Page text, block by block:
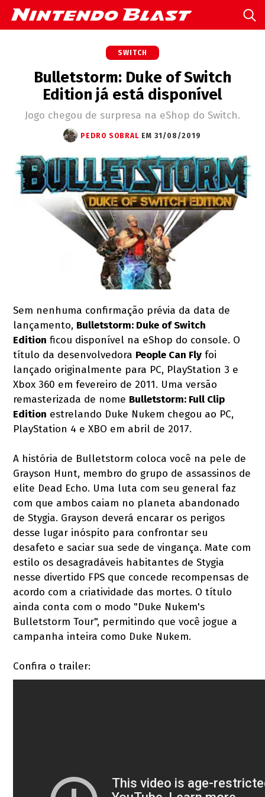
SWITCH
Bulletstorm: Duke of Switch
Edition já está disponível
Jogo chegou de surpresa na eShop do Switch.
PEDRO SOBRAL EM 31/08/2019
Sem nenhuma confirmação prévia da data de
lançamento, Bulletstorm: Duke of Switch
Edition ficou disponível na eShop do console. O
título da desenvolvedora People Can Fly foi
lançado originalmente para PC, PlayStation 3 e
Xbox 360 em fevereiro de 2011. Uma versão
remasterizada de nome Bulletstorm: Full Clip
Edition estrelando Duke Nukem chegou ao PC,
PlayStation 4 e XBO em abril de 2017.
A história de Bulletstorm coloca você na pele de
Grayson Hunt, membro do grupo de assassinos de
elite Dead Echo. Uma luta com seu general faz
com que ambos caiam no planeta abandonado
de Stygia. Grayson deverá encarar os perigos
desse lugar inóspito para confrontar seu
desafeto e saciar sua sede de vingança. Mate com
estilo os desagradáveis habitantes de Stygia
nesse divertido FPS que concede recompensas de
acordo com a criatividade das mortes. O título
ainda conta com o modo "Duke Nukem's
Bulletstorm Tour", permitindo que você jogue a
campanha inteira como Duke Nukem.
Confira o trailer: